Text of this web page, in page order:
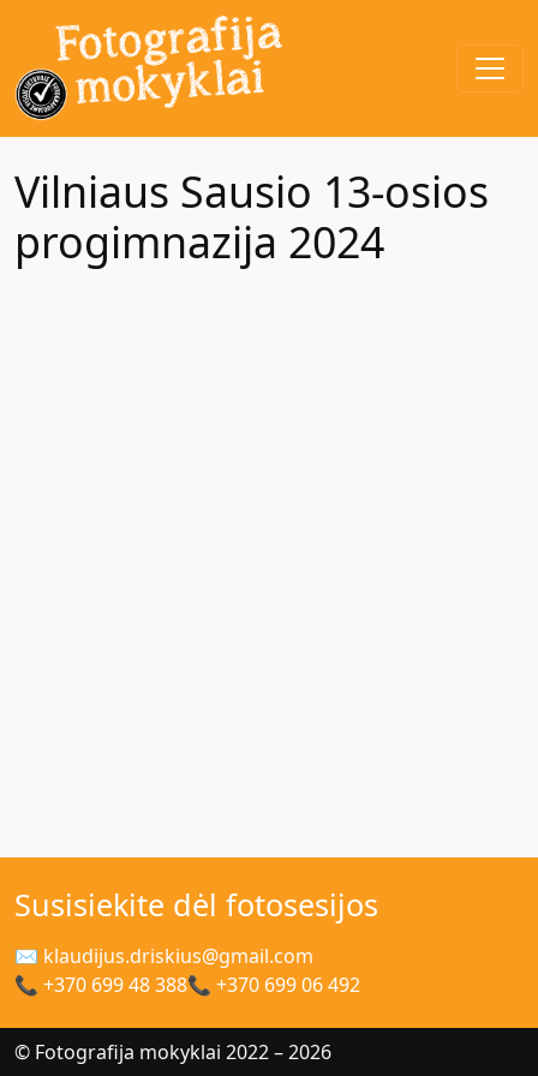
Vilniaus Sausio 13-osios
progimnazija 2024
Susisiekite dėl fotosesijos
✉ klaudijus.driskius@gmail.com
📞 +370 699 48 388📞 +370 699 06 492
© Fotografija mokyklai 2022 – 2026